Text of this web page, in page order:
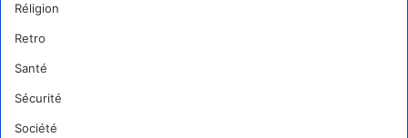
Réligion
Retro
Santé
Sécurité
Société